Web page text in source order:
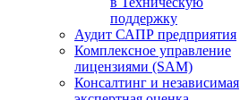
поддержку
Аудит САПР предприятия
Комплексное управление
лицензиями (SAM)
Консалтинг и независимая